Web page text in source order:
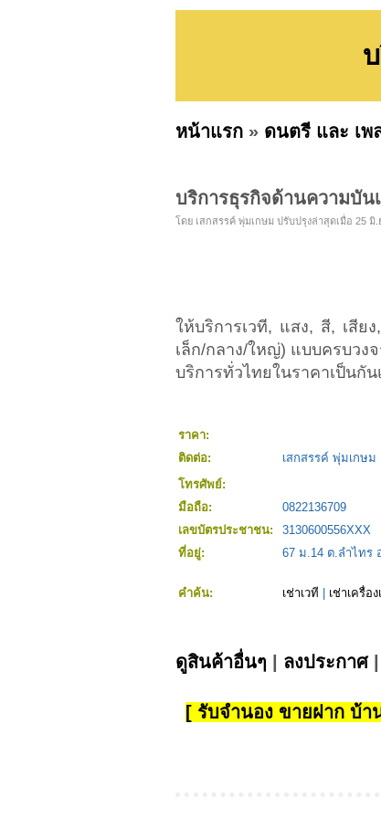
หน้าแรก » ดนตรี และ เพ
บริการธุรกิจด้านความบัน
โดย เสกสรรค์ พุ่มเกษม ปรับปรุงล่าสุดเมื่อ 25 มิ.
ให้บริการเวที, แสง, สี, เสีย
เล็ก/กลาง/ใหญ่) แบบครบวงจ
บริการทั่วไทยในราคาเป็นกัน
ราคา:
ติดต่อ:
เสกสรรค์ พุ่มเกษม
โทรศัพย์:
มือถือ:
0822136709
เลขบัตรประชาชน:
3130600556XXX
ที่อยู่:
67 ม.14 ต.ลำไทร
คำค้น: เช่าเวที เช่าเครื่อง
ดูสินค้าอื่นๆ ลงประกาศ|
[ รับจำนอง ขายฝาก บ้า